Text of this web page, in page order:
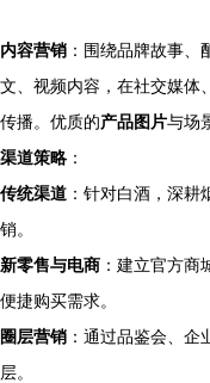
内容营销 ：围绕品牌故事
文、视频内容，在社交媒体
传播。优质的产品图片与场
渠道策略 ：
传统渠道 ：针对白酒，深
销。
新零售与电商 ：建立官方
便捷购买需求。
圈层营销 ：通过品鉴会、
层。